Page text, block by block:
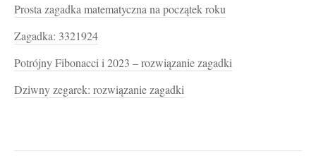
Prosta zagadka matematyczna na początek roku
Zagadka: 3321924
Potrójny Fibonacci i 2023 – rozwiązanie zagadki
Dziwny zegarek: rozwiązanie zagadki